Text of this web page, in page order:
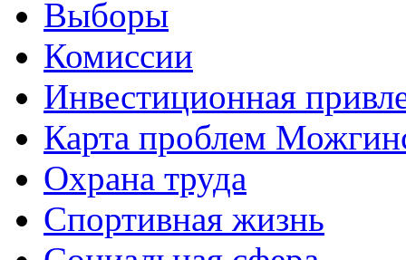
Выборы
Комиссии
Инвестиционная
Карта проблем
Охрана труда
Спортивная жизнь